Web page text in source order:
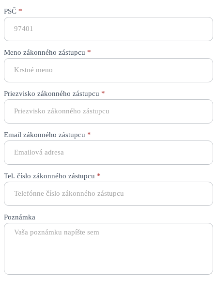
PSČ *
Meno zákonného zástupcu *
Priezvisko zákonného zástupcu *
Email zákonného zástupcu *
Tel. číslo zákonného zástupcu *
Poznámka